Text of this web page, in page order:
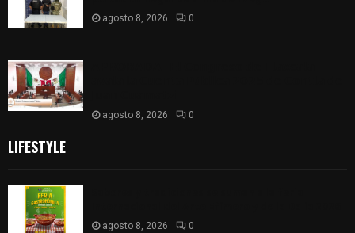
agosto 8, 2026 0
agosto 8, 2026 0
LIFESTYLE
agosto 8, 2026 0